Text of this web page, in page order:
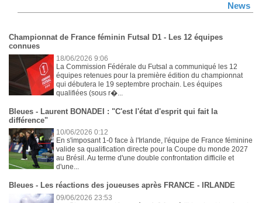
News
Championnat de France féminin Futsal D1 - Les 12 équipes
connues
18/06/2026 9:06
La Commission Fédérale du Futsal a communiqué les 12
équipes retenues pour la première édition du championnat
qui débutera le 19 septembre prochain. Les équipes
qualifiées (sous r�...
Bleues - Laurent BONADEI : "C'est l'état d'esprit qui fait la
différence"
10/06/2026 0:12
En s'imposant 1-0 face à l'Irlande, l'équipe de France féminine
valide sa qualification directe pour la Coupe du monde 2027
au Brésil. Au terme d'une double confrontation difficile et
d'une...
Bleues - Les réactions des joueuses après FRANCE - IRLANDE
09/06/2026 23:53